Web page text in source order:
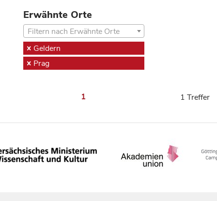
Erwähnte Orte
Filtern nach Erwähnte Orte
Geldern
Prag
1 1 Treffer